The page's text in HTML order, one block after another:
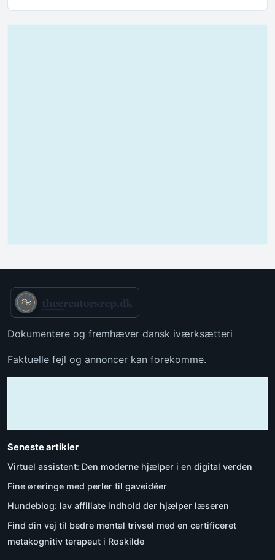
Dokumentere og fremhæver dansk iværksætteri
Faktuelle fejl og annoncer kan forekomme.
Seneste artikler
Virtuel assistent: Den moderne hjælper i en digital verden
Fine øreringe med perler til gaveidéer
Hundeblog: lav affiliate indhold der hjælper læseren
Find din vej til bedre mental trivsel med en certificeret
metakognitiv terapeut i Roskilde